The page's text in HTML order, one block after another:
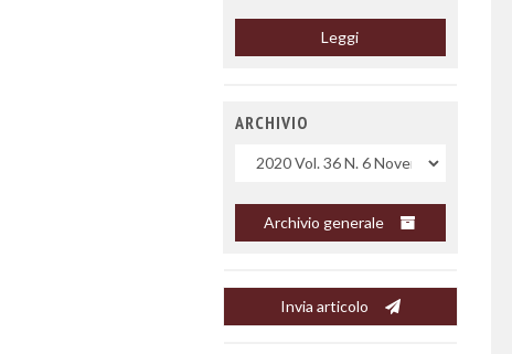
Leggi
ARCHIVIO
Uscite
Archivio generale
Invia articolo